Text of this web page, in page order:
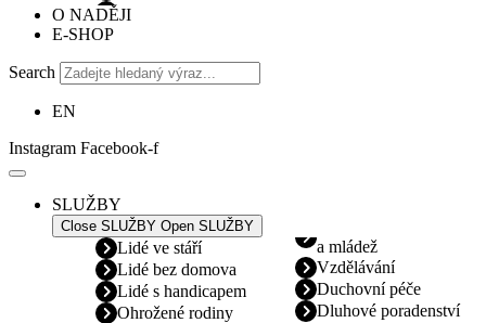
O NADĚJI
E-SHOP
Search
EN
Instagram Facebook-f
SLUŽBY
Close SLUŽBY Open SLUŽBY
Lidé ve stáří
Lidé bez domova
Lidé s handicapem
Ohrožené rodiny
a mládež
Vzdělávání
Duchovní péče
Dluhové poradenství